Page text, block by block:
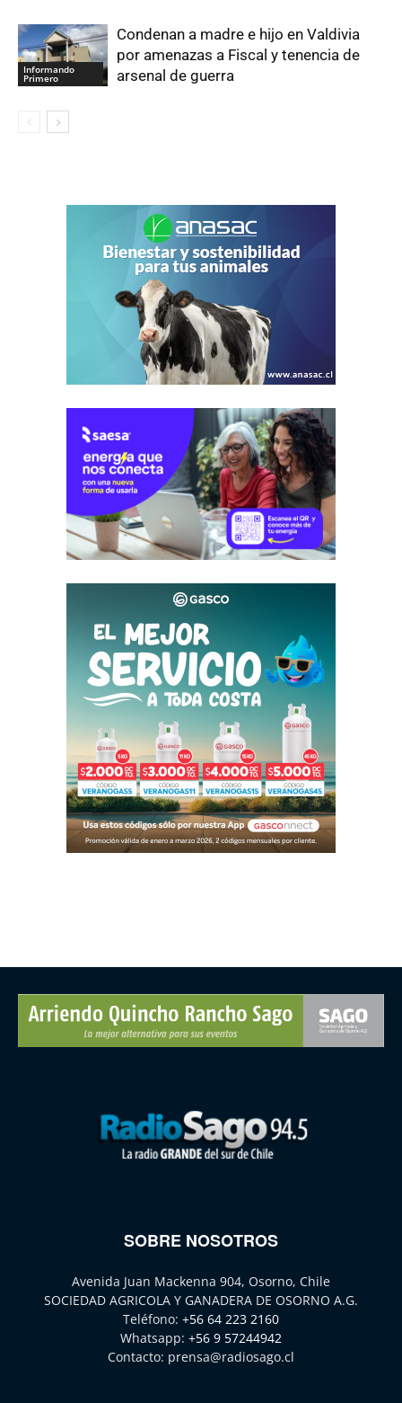
Informando
Primero
Condenan a madre e hijo en Valdivia
por amenazas a Fiscal y tenencia de
arsenal de guerra
SOBRE NOSOTROS
Avenida Juan Mackenna 904, Osorno, Chile
SOCIEDAD AGRICOLA Y GANADERA DE OSORNO A.G.
Teléfono: +56 64 223 2160
Whatsapp: +56 9 57244942
Contacto: prensa@radiosago.cl